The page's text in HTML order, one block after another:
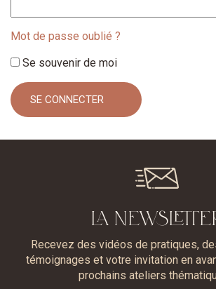
Mot de passe oublié ?
Se souvenir de moi
LA
Recevez des vidéos de pratiques,
témoignages et votre invitation en
prochains ateliers